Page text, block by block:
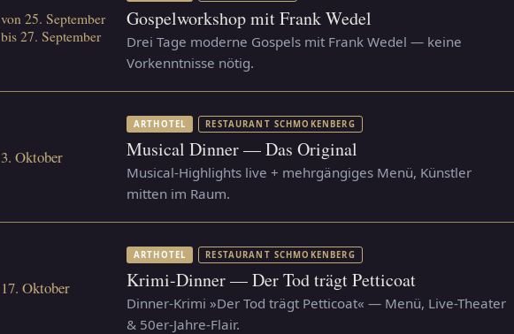
von 25. September
bis 27. September
Gospelworkshop mit Frank Wedel
Drei Tage moderne Gospels mit Frank Wedel — keine
Vorkenntnisse nötig.
3. Oktober
ARTHOTEL RESTAURANT SCHMOKENBERG
Musical Dinner — Das Original
Musical-Highlights live + mehrgängiges Menü, Künstler
mitten im Raum.
17. Oktober
ARTHOTEL RESTAURANT SCHMOKENBERG
Krimi-Dinner — Der Tod trägt Petticoat
Dinner-Krimi »Der Tod trägt Petticoat« — Menü, Live-Theater
& 50er-Jahre-Flair.